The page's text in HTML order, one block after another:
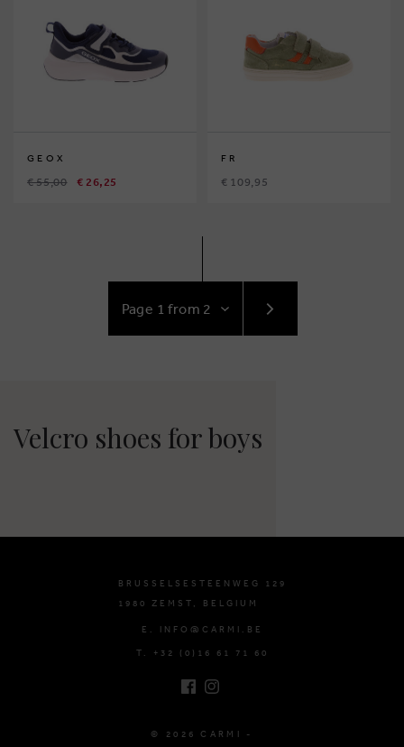
GEOX
€ 55,00 € 26,25
FR
€ 109,95
TO
NEXT
Velcro shoes for boys
BRUSSELSESTEENWEG 129
1980 ZEMST, BELGIUM
E. INFO@CARMI.BE
T. +32 (0)16 61 71 60
© 2026 CARMI -